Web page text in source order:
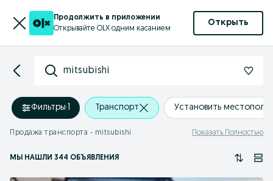
Продолжить в приложении
Открывайте OLX одним касанием
Открыть
mitsubishi
Фильтры·1 Транспорт Установить
Продажа транспорта - mitsubishi Показать Полностью
МЫ НАШЛИ 344 ОБЪЯВЛЕНИЯ